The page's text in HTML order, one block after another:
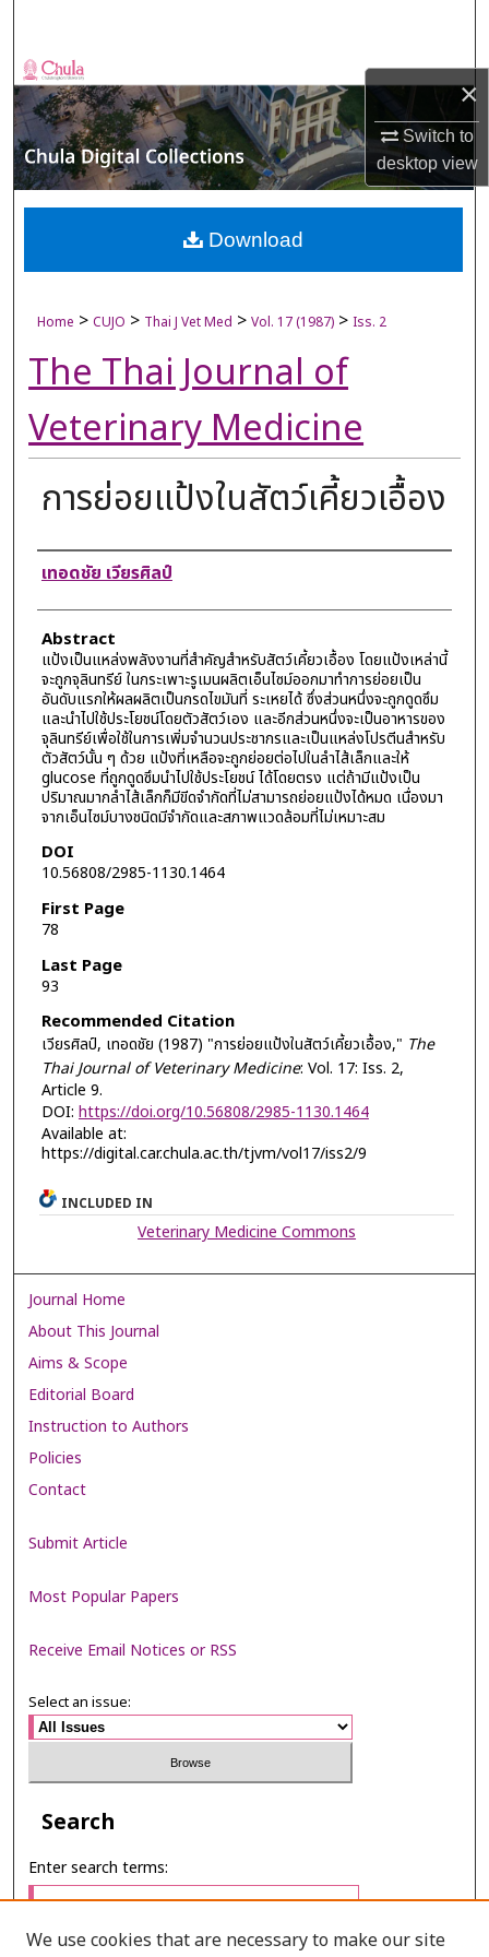
×
Switch to
desktopview
Browse Collections
My Account
About
Digital Commons Network™
Home > CUJO > Thai J Vet Med > Vol. 17 (1987) > Iss. 2
The Thai Journal of
Veterinary Medicine
การย่อยแป้งในสัตว์เคี้ยวเอื้อง
Authors
เทอดชัย เวียรศิลป์
Abstract
แป้งเป็นแหล่งพลังงานที่สำคัญสำหรับสัตว์เคี้ยวเอื้อง โดยแป้งเหล่านี้
จะถูกจุลินทรีย์ ในกระเพาะรูเมนผลิตเอ็นไซม์ออกมาทำการย่อยเป็น
อันดับแรกให้ผลผลิตเป็นกรดไขมันที่ ระเหยได้ ซึ่งส่วนหนึ่งจะถูกดูดซึม
และนำไปใช้ประโยชน์โดยตัวสัตว์เอง และอีกส่วนหนึ่งจะเป็นอาหารของ
จุลินทรีย์เพื่อใช้ในการเพิ่มจำนวนประชากรและเป็นแหล่งโปรตีนสำหรับ
ตัวสัตว์นั้น ๆ ด้วย แป้งที่เหลือจะถูกย่อยต่อไปในลำไส้เล็กและให้
glucose ที่ถูกดูดซึมนำไปใช้ประโยชน์ ได้โดยตรง แต่ถ้ามีแป้งเป็น
ปริมาณมากลำไส้เล็กก็มีขีดจำกัดที่ไม่สามารถย่อยแป้งได้หมด เนื่องมา
จากเอ็นไซม์บางชนิดมีจำกัดและสภาพแวดล้อมที่ไม่เหมาะสม
DOI
10.56808/2985-1130.1464
First Page
78
Last Page
93
Recommended Citation
เวียรศิลป์, เทอดชัย (1987) "การย่อยแป้งในสัตว์เคี้ยวเอื้อง," The
Thai Journal of Veterinary Medicine: Vol. 17: Iss. 2,
Article 9.
DOI: https://doi.org/10.56808/2985-1130.1464
Available at:
https://digital.car.chula.ac.th/tjvm/vol17/iss2/9
Download
INCLUDED IN
Veterinary Medicine Commons
Journal Home
About This Journal
Aims & Scope
Editorial Board
Instruction to Authors
Policies
Contact
Submit Article
Most Popular Papers
Receive Email Notices or RSS
Select an issue:
Search
Enter search terms:
We use cookies that are necessary to make our site